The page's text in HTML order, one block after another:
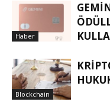
Haber
Blockchain